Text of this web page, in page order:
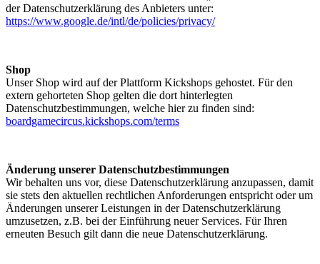
der Datenschutzerklärung des Anbieters unter:
https://www.google.de/intl/de/policies/privacy/
Shop
Unser Shop wird auf der Plattform Kickshops gehostet. Für den
extern gehorteten Shop gelten die dort hinterlegten
Datenschutzbestimmungen, welche hier zu finden sind:
boardgamecircus.kickshops.com/terms
Änderung unserer Datenschutzbestimmungen
Wir behalten uns vor, diese Datenschutzerklärung anzupassen, damit
sie stets den aktuellen rechtlichen Anforderungen entspricht oder um
Änderungen unserer Leistungen in der Datenschutzerklärung
umzusetzen, z.B. bei der Einführung neuer Services. Für Ihren
erneuten Besuch gilt dann die neue Datenschutzerklärung.